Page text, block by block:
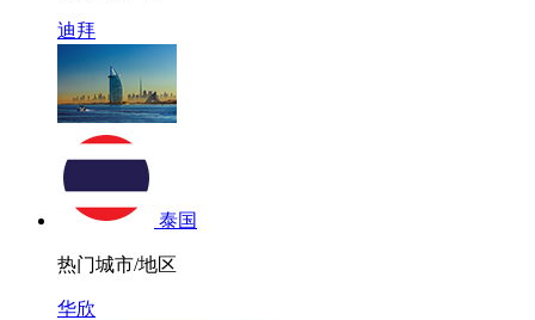
迪拜
泰国
热门城市/地区
华欣